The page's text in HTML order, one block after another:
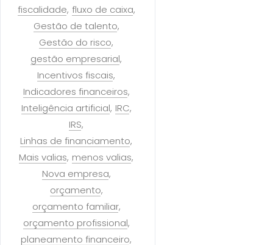
fiscalidade fluxo de caixa
Gestão de talento
Gestão do risco
gestão empresarial
Incentivos fiscais
Indicadores financeiros
Inteligência artificial IRC
IRS
Linhas de financiamento
Mais valias menos valias
Nova empresa
orçamento
orçamento familiar
orçamento profissional
planeamento financeiro